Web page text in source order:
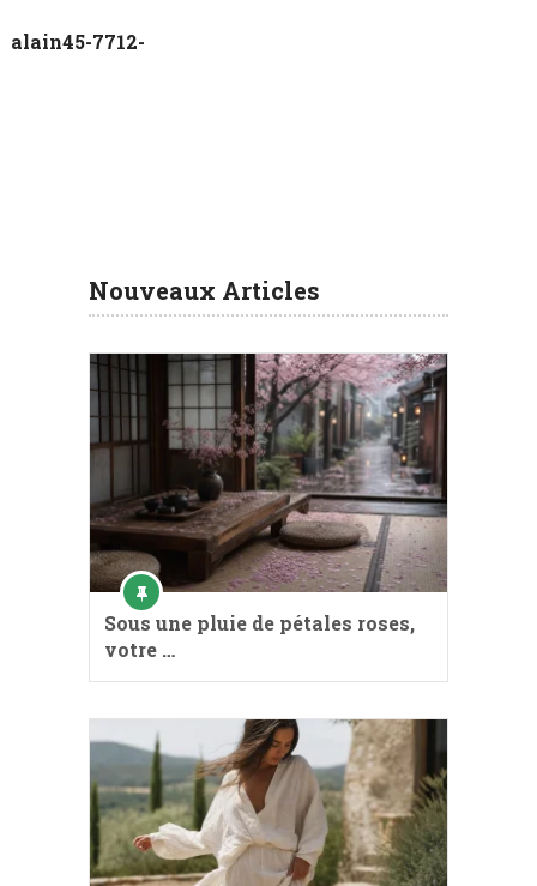
alain45-7712-
Nouveaux Articles
Sous une pluie de pétales roses,
votre …